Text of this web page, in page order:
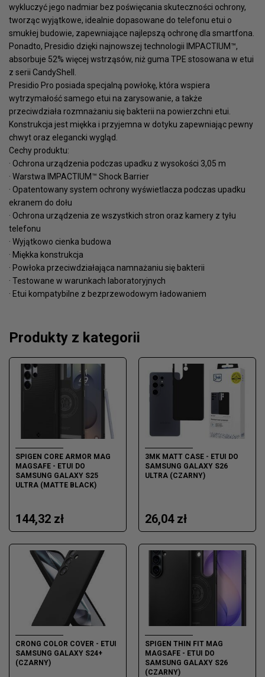
wykluczyć jego nadmiar bez poświęcania skuteczności ochrony,
tworząc wyjątkowe, idealnie dopasowane do telefonu etui o
smukłej budowie, zapewniające najlepszą ochronę dla smartfona.
Ponadto, Presidio dzięki najnowszej technologii IMPACTIUM™,
absorbuje 52% więcej wstrząsów, niż guma TPE stosowana w etui
z serii CandyShell.
Presidio Pro posiada specjalną powłokę, która wspiera
wytrzymałość samego etui na zarysowanie, a także
przeciwdziała rozmnażaniu się bakterii na powierzchni etui.
Konstrukcja jest miękka i przyjemna w dotyku zapewniając pewny
chwyt oraz elegancki wygląd.
Cechy produktu:
· Ochrona urządzenia podczas upadku z wysokości 3,05 m
· Warstwa IMPACTIUM™ Shock Barrier
· Opatentowany system ochrony wyświetlacza podczas upadku
ekranem do dołu
· Ochrona urządzenia ze wszystkich stron oraz kamery z tyłu
telefonu
· Wyjątkowo cienka budowa
· Miękka konstrukcja
· Powłoka przeciwdziałająca namnażaniu się bakterii
· Testowane w warunkach laboratoryjnych
· Etui kompatybilne z bezprzewodowym ładowaniem
Produkty z kategorii
SPIGEN CORE ARMOR MAG
MAGSAFE - ETUI DO
SAMSUNG GALAXY S25
ULTRA (MATTE BLACK)
144,32 zł
3MK MATT CASE - ETUI DO
SAMSUNG GALAXY S26
ULTRA (CZARNY)
26,04 zł
CRONG COLOR COVER - ETUI
SAMSUNG GALAXY S24+
(CZARNY)
SPIGEN THIN FIT MAG
MAGSAFE - ETUI DO
SAMSUNG GALAXY S26
(CZARNY)